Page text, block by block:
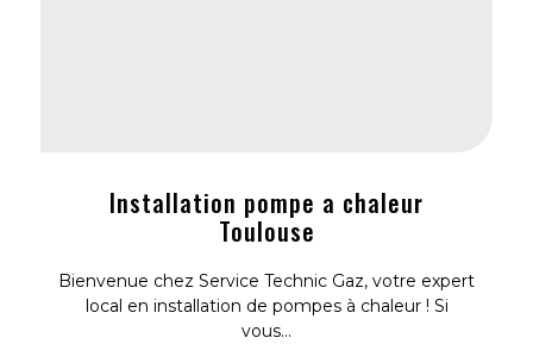
Installation pompe a chaleur
Toulouse
Bienvenue chez Service Technic Gaz, votre expert
local en installation de pompes à chaleur ! Si
vous...